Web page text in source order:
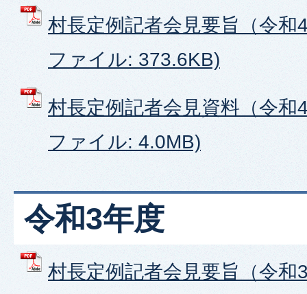
村長定例記者会見要旨（令和
ファイル: 373.6KB)
村長定例記者会見資料（令和
ファイル: 4.0MB)
令和3年度
村長定例記者会見要旨（令和